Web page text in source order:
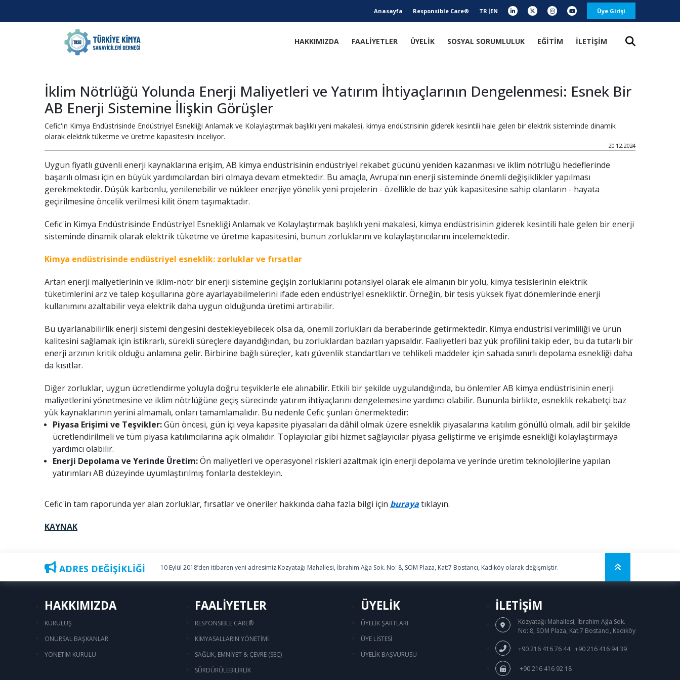
Anasayfa Responsible Care® TR EN Üye Girişi
HAKKIMIZDA FAALİYETLER ÜYELİK SOSYAL SORUMLULUK EĞİTİM İLETİŞİM
İklim Nötrlüğü Yolunda Enerji Maliyetleri ve Yatırım İhtiyaçlarının Dengelenmesi: Esnek Bir
AB Enerji Sistemine İlişkin Görüşler
Cefic'in Kimya Endüstrisinde Endüstriyel Esnekliği Anlamak ve Kolaylaştırmak başlıklı yeni makalesi, kimya endüstrisinin giderek kesintili hale gelen bir elektrik sisteminde dinamik
olarak elektrik tüketme ve üretme kapasitesini inceliyor.
20.12.2024
Uygun fiyatlı güvenli enerji kaynaklarına erişim, AB kimya endüstrisinin endüstriyel rekabet gücünü yeniden kazanması ve iklim nötrlüğü hedeflerinde
başarılı olması için en büyük yardımcılardan biri olmaya devam etmektedir. Bu amaçla, Avrupa'nın enerji sisteminde önemli değişiklikler yapılması
gerekmektedir. Düşük karbonlu, yenilenebilir ve nükleer enerjiye yönelik yeni projelerin - özellikle de baz yük kapasitesine sahip olanların - hayata
geçirilmesine öncelik verilmesi kilit önem taşımaktadır.
Cefic'in Kimya Endüstrisinde Endüstriyel Esnekliği Anlamak ve Kolaylaştırmak başlıklı yeni makalesi, kimya endüstrisinin giderek kesintili hale gelen bir enerji
sisteminde dinamik olarak elektrik tüketme ve üretme kapasitesini, bunun zorluklarını ve kolaylaştırıcılarını incelemektedir.
Kimya endüstrisinde endüstriyel esneklik: zorluklar ve fırsatlar
Artan enerji maliyetlerinin ve iklim-nötr bir enerji sistemine geçişin zorluklarını potansiyel olarak ele almanın bir yolu, kimya tesislerinin elektrik
tüketimlerini arz ve talep koşullarına göre ayarlayabilmelerini ifade eden endüstriyel esnekliktir. Örneğin, bir tesis yüksek fiyat dönemlerinde enerji
kullanımını azaltabilir veya elektrik daha uygun olduğunda üretimi artırabilir.
Bu uyarlanabilirlik enerji sistemi dengesini destekleyebilecek olsa da, önemli zorlukları da beraberinde getirmektedir. Kimya endüstrisi verimliliği ve ürün
kalitesini sağlamak için istikrarlı, sürekli süreçlere dayandığından, bu zorluklardan bazıları yapısaldır. Faaliyetleri baz yük profilini takip eder, bu da tutarlı bir
enerji arzının kritik olduğu anlamına gelir. Birbirine bağlı süreçler, katı güvenlik standartları ve tehlikeli maddeler için sahada sınırlı depolama esnekliği daha
da kısıtlar.
Diğer zorluklar, uygun ücretlendirme yoluyla doğru teşviklerle ele alınabilir. Etkili bir şekilde uygulandığında, bu önlemler AB kimya endüstrisinin enerji
maliyetlerini yönetmesine ve iklim nötrlüğüne geçiş sürecinde yatırım ihtiyaçlarını dengelemesine yardımcı olabilir. Bununla birlikte, esneklik rekabetçi baz
yük kaynaklarının yerini almamalı, onları tamamlamalıdır. Bu nedenle Cefic şunları önermektedir:
Piyasa Erişimi ve Teşvikler:Gün öncesi, gün içi veya kapasite piyasaları da dâhil olmak üzere esneklik piyasalarına katılım gönüllü olmalı, adil bir şekilde
ücretlendirilmeli ve tüm piyasa katılımcılarına açık olmalıdır. Toplayıcılar gibi hizmet sağlayıcılar piyasa geliştirme ve erişimde esnekliği kolaylaştırmaya
yardımcı olabilir.
Enerji Depolama ve Yerinde Üretim:Ön maliyetleri ve operasyonel riskleri azaltmak için enerji depolama ve yerinde üretim teknolojilerine yapılan
yatırımları AB düzeyinde uyumlaştırılmış fonlarla destekleyin.
Cefic'in tam raporunda yer alan zorluklar, fırsatlar ve öneriler hakkında daha fazla bilgi için burayatıklayın.
KAYNAK
ADRES DEĞİŞİKLİĞİ 10 Eylül 2018’den itibaren yeni adresimiz Kozyatağı Mahallesi, İbrahim Ağa Sok. No: 8, SOM Plaza, Kat:7 Bostancı, Kadıköy olarak değişmiştir.
HAKKIMIZDA
KURULUŞ
ONURSAL BAŞKANLAR
YÖNETİM KURULU
FAALİYETLER
RESPONSIBLE CARE®
KİMYASALLARIN YÖNETİMİ
SAĞLIK, EMNİYET & ÇEVRE (SEÇ)
SÜRDÜRÜLEBİLİRLİK
ÜYELİK
ÜYELİK ŞARTLARI
ÜYE LİSTESİ
ÜYELİK BAŞVURUSU
İLETİŞİM
Kozyatağı Mahallesi, İbrahim Ağa Sok.
No: 8, SOM Plaza, Kat:7 Bostancı, Kadıköy
+90 216 416 76 44/ +90 216 416 94 39
+90 216 416 92 18